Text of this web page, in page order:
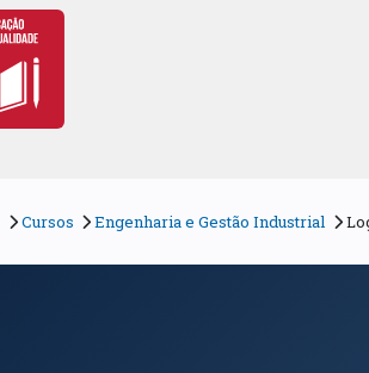
Cursos Engenharia e Gestão Industrial